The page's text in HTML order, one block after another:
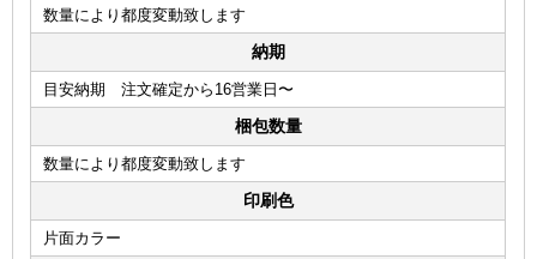
数量により都度変動致します
納期
目安納期 注文確定から16営業日〜
梱包数量
数量により都度変動致します
印刷色
片面カラー